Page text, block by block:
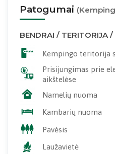
Patogumai
BENDRAI / TERITORIJA /
Kempingo teritorija
Prisijungimas prie
aikštelėse
Namelių nuoma
Kambarių nuoma
Pavėsis
Laužavietė